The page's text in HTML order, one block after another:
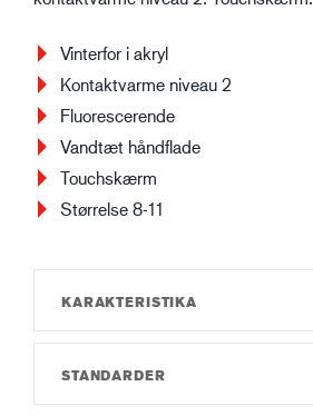
Vinterfor i akryl
Kontaktvarme niveau 2
Fluorescerende
Vandtæt håndflade
Touchskærm
Størrelse 8-11
KARAKTERISTIKA
Slidstyrke
6
STANDARDER